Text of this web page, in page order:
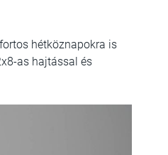
hétköznapokra is
as hajtással és